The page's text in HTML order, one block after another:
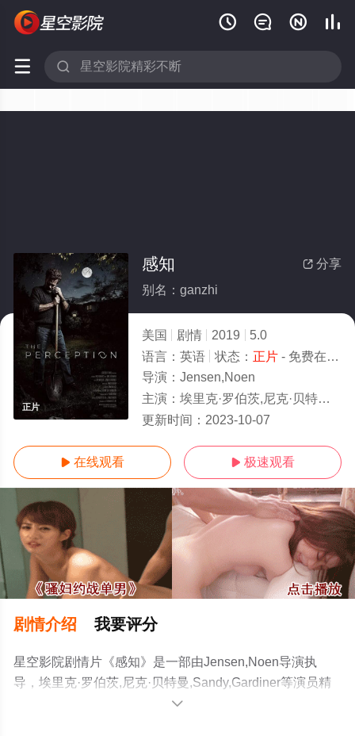
   
 
正片
 分享
感知
别名：ganzhi
美国 剧情 2019
5.0
语言： 英语 状态： 正片- 免费在线观看
导演： Jensen,Noen
主演： 埃里克·罗伯茨,尼克·贝特曼,Sandy,Gardiner
更新时间： 2023-10-07
 在线观看  极速观看
剧情介绍 我要评分
星空影院剧情片《感知》是一部由Jensen,Noen导演执
导，埃里克·罗伯茨,尼克·贝特曼,Sandy,Gardiner等演员精
彩演绎的美国电影，手机免费观看高清无删减完整版电影
